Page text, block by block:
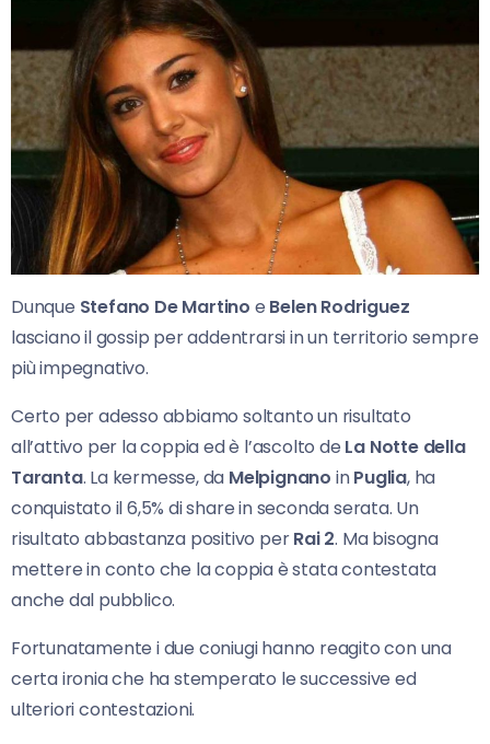
Dunque Stefano De Martino e Belen Rodriguez
lasciano il gossip per addentrarsi in un territorio sempre
più impegnativo.
Certo per adesso abbiamo soltanto un risultato
all’attivo per la coppia ed è l’ascolto de La Notte della
Taranta. La kermesse, da Melpignano inPuglia, ha
conquistato il 6,5% di share in seconda serata. Un
risultato abbastanza positivo perRai 2. Ma bisogna
mettere in conto che la coppia è stata contestata
anche dal pubblico.
Fortunatamente i due coniugi hanno reagito con una
certa ironia che ha stemperato le successive ed
ulteriori contestazioni.